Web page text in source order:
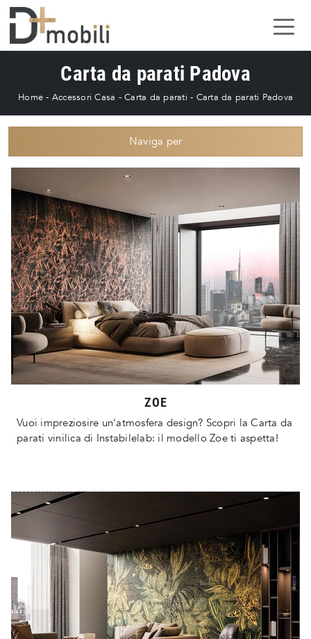
Carta da parati Padova
Home - Accessori Casa - Carta da parati - Carta da parati Padova
Naviga per
ZOE
Vuoi impreziosire un'atmosfera design? Scopri la Carta da
parati vinilica di Instabilelab: il modello Zoe ti aspetta!